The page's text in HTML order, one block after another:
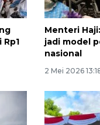
Menteri
jadi model
nasional
2 Mei 2026